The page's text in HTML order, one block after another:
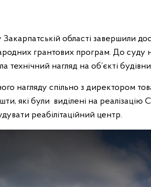
області завершили
грантових програм. До суду
нагляд на об’єкті
нагляду спільно з директором
які були виділені на реалізацію
реабілітаційний центр.